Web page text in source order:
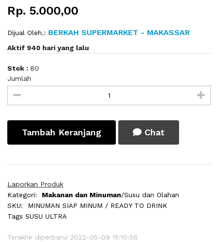
Rp. 5.000,00
Dijual Oleh.: BERKAH SUPERMARKET - MAKASSAR
Aktif 940 hari yang lalu
Stok : 80
Jumlah
Tambah Keranjang Chat
Laporkan Produk
Kategori:
Makanan dan Minuman/Susu dan Olahan
SKU:
MINUMAN SIAP MINUM / READY TO DRINK
Tags SUSU ULTRA
Terakhir diperbarui 2022-05-09 15:10:56